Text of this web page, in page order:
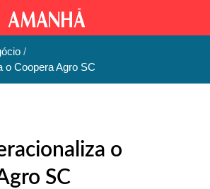
o Coopera Agro SC
o
SC